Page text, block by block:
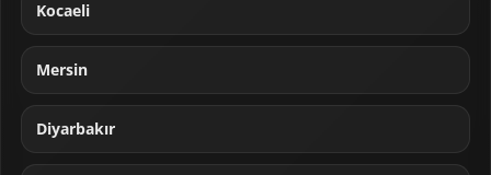
Kocaeli
Mersin
Diyarbakır